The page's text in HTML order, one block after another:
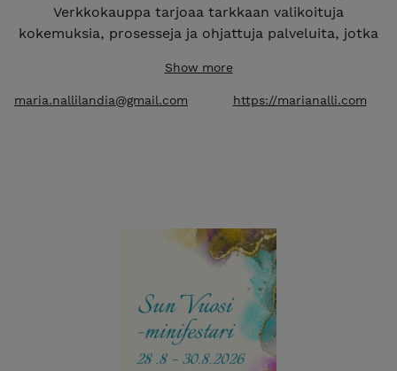
Verkkokauppa tarjoaa tarkkaan valikoituja
kokemuksia, prosesseja ja ohjattuja palveluita, jotka
hyvinvointia, itsetuntemusta ja aitoa yhteyttä itseesi,
sekä toisiin. Kurssit ja palvelut lähtevät siitä
Show more
maria.nallilandia@gmail.com https://marianalli.com